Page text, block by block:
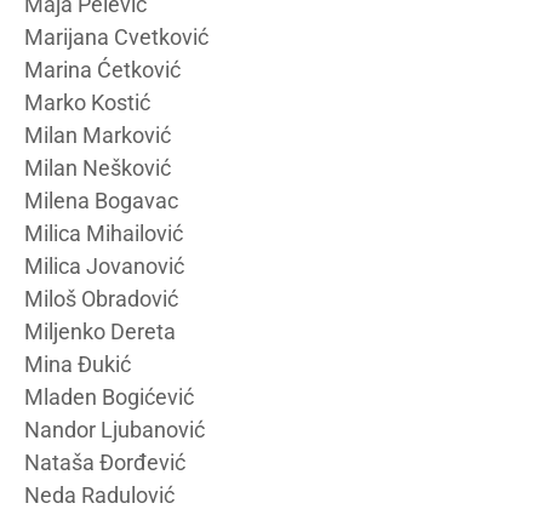
Marijana Cvetković
Marina Ćetković
Marko Kostić
Milan Marković
Milan Nešković
Milena Bogavac
Milica Mihailović
Milica Jovanović
Miloš Obradović
Miljenko Dereta
Mina Đukić
Mladen Bogićević
Nandor Ljubanović
Nataša Đorđević
Neda Radulović